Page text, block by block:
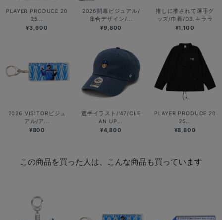
PLAYER PRODUCE 20
25...
¥3,600
2026開幕ビジュアル/
集合デザイン/...
¥9,800
推しに推されて選手グ
ッズ/巾着/DB.キララ
¥1,100
2026 VISITORビジュ
アル/ア...
¥800
選手イラスト/’47/CLE
AN UP...
¥4,800
PLAYER PRODUCE 20
25...
¥8,800
この商品を買った人は、こんな商品も買っています